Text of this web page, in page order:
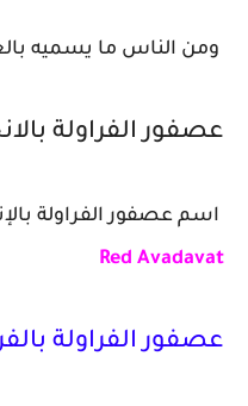
ومن الناس ما يسميه
عصفور الفراولة
اسم عصفور الفراولة
Red Avadavat
عصفور الفراولة